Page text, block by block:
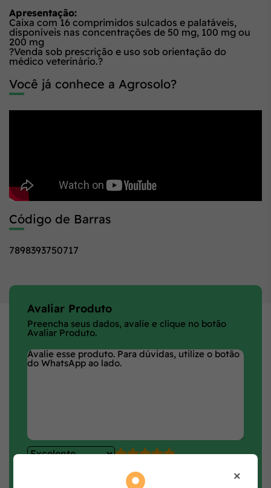
Apresentação:
Caixa com 16 comprimidos sulcados e palatáveis,
disponíveis nas concentrações de 50 mg, 100 mg ou
200 mg
?Venda sob prescrição e uso sob orientação do
médico veterinário.?
Você já conhece a Agrosolo?
Código de Barras
7898393750717
Avaliar Produto
Preencha seus dados, avalie e clique no botão
Avaliar Produto.
×